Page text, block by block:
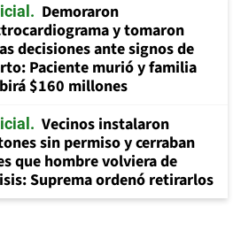
Demoraron
y tomaron
decisiones ante signos de
Paciente murió y familia
$160 millones
Vecinos instalaron
sin permiso y cerraban
que hombre volviera de
Suprema ordenó retirarlos